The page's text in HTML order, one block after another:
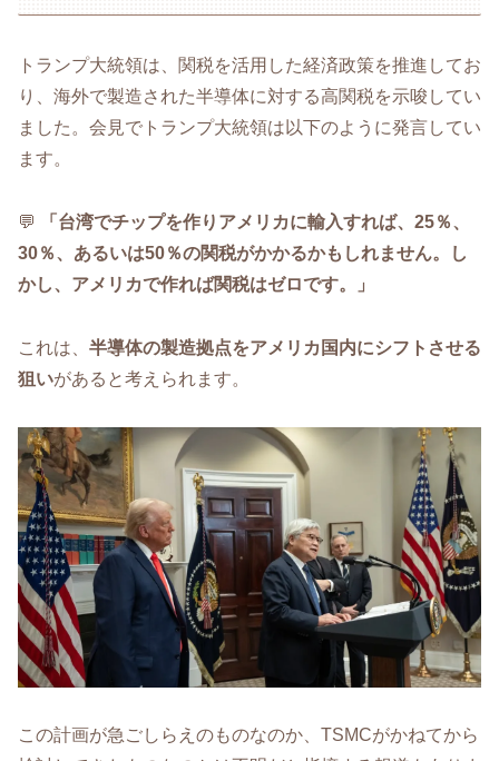
トランプ大統領は、関税を活用した経済政策を推進してお
り、海外で製造された半導体に対する高関税を示唆してい
ました。会見でトランプ大統領は以下のように発言してい
ます。
💬
「台湾でチップを作りアメリカに輸入すれば、25％、
30％、あるいは50％の関税がかかるかもしれません。し
かし、アメリカで作れば関税はゼロです。」
これは、 半導体の製造拠点をアメリカ国内にシフトさせる
狙いがあると考えられます。
この計画が急ごしらえのものなのか、TSMCがかねてから